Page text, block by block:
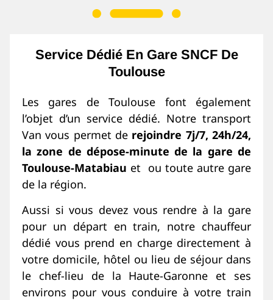
Service Dédié En Gare SNCF De
Toulouse
Les gares de Toulouse font également
l’objet d’un service dédié. Notre transport
Van vous permet de rejoindre 7j/7, 24h/24,
la zone de dépose-minute de la gare de
Toulouse-Matabiau et ou toute autre gare
de la région.
Aussi si vous devez vous rendre à la gare
pour un départ en train, notre chauffeur
dédié vous prend en charge directement à
votre domicile, hôtel ou lieu de séjour dans
le chef-lieu de la Haute-Garonne et ses
environs pour vous conduire à votre train